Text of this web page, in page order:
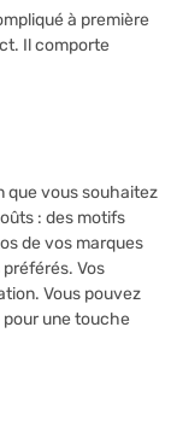
à première
Il comporte
que vous souhaitez
: des motifs
de vos marques
Vos
Vous pouvez
pour une touche